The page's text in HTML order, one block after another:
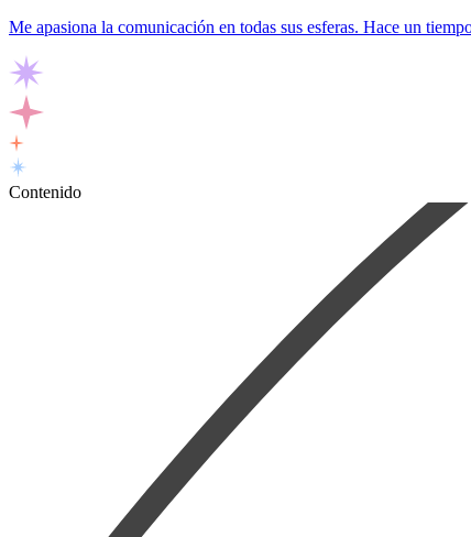
Me apasiona la comunicación en todas sus esferas. Hace un
Contenido